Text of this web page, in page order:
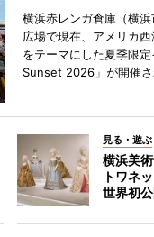
横浜赤レンガ倉庫（横
広場で現在、アメリカ西
をテーマにした夏季限
Sunset 2026」が開催さ
見る・遊ぶ
横浜美
トワネ
世界初